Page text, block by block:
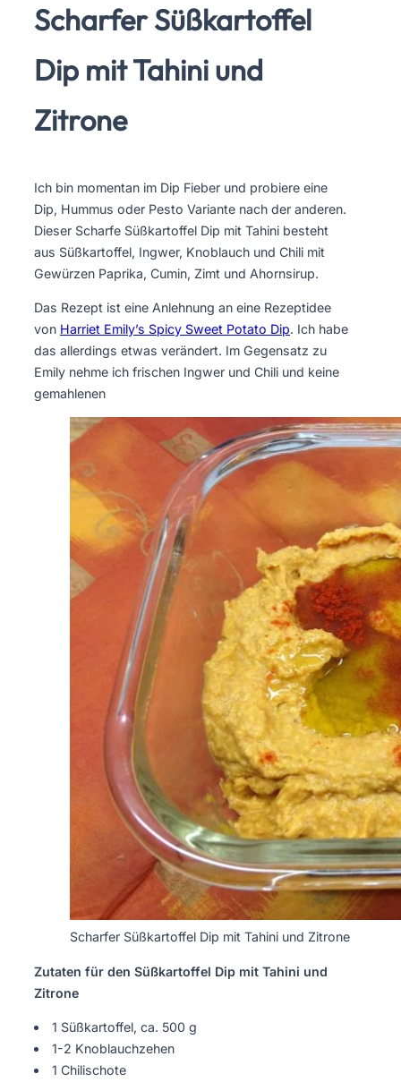
Scharfer Süßkartoffel
Dip mit Tahini und
Zitrone
Ich bin momentan im Dip Fieber und probiere eine
Dip, Hummus oder Pesto Variante nach der anderen.
Dieser Scharfe Süßkartoffel Dip mit Tahini besteht
aus Süßkartoffel, Ingwer, Knoblauch und Chili mit
Gewürzen Paprika, Cumin, Zimt und Ahornsirup.
Das Rezept ist eine Anlehnung an eine Rezeptidee
von Harriet Emily’s Spicy Sweet Potato Dip. Ich habe
das allerdings etwas verändert. Im Gegensatz zu
Emily nehme ich frischen Ingwer und Chili und keine
gemahlenen
Scharfer Süßkartoffel Dip mit Tahini und Zitrone
Zutaten für den Süßkartoffel Dip mit Tahini und
Zitrone
1 Süßkartoffel, ca. 500 g
1-2 Knoblauchzehen
1 Chilischote